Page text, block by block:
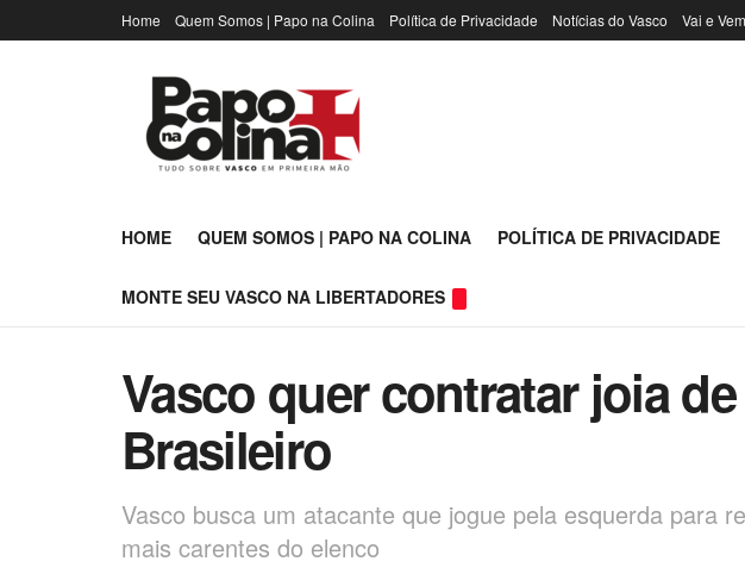
Home Quem Somos | Papo na Colina Política de Privacidade Notícias do Vasco Vai e
HOME QUEM SOMOS | PAPO NA COLINA POLÍTICA DE PRIVACIDADE
MONTE SEU VASCO NA LIBERTADORES
Vasco quer contratar joia
Brasileiro
Vasco busca um atacante que jogue pela esquerda para
mais carentes do elenco